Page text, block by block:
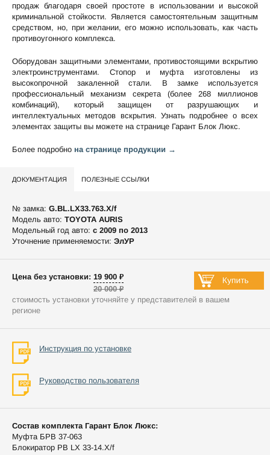
продаж благодаря своей простоте в использовании и высокой
криминальной стойкости. Является самостоятельным защитным
средством, но, при желании, его можно использовать, как часть
противоугонного комплекса.
Оборудован защитными элементами, противостоящими вскрытию
электроинструментами. Стопор и муфта изготовлены из
высокопрочной закаленной стали. В замке используется
профессиональный механизм секрета (более 268 миллионов
комбинаций), который защищен от разрушающих и
интеллектуальных методов вскрытия. Узнать подробнее о всех
элементах защиты вы можете на странице Гарант Блок Люкс.
Более подробно на странице продукции →
ДОКУМЕНТАЦИЯ ПОЛЕЗНЫЕ ССЫЛКИ
№ замка: G.BL.LX33.763.X/f
Модель авто: TOYOTA AURIS
Модельный год авто: c 2009 по 2013
Уточнение применяемости: ЭлУР
Цена без установки: 19 900 ₽
20 000 ₽
стоимость установки уточняйте у представителей в вашем
регионе
Инструкция по установке
Руководство пользователя
Состав комплекта Гарант Блок Люкс:
Муфта БРВ 37-063
Блокиратор РВ LX 33-14.X/f